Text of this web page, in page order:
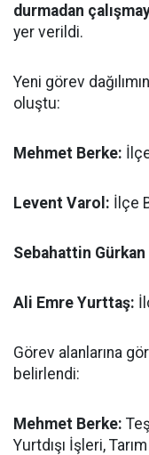
durmadan
yer verildi.
Yeni görev
oluştu:
Mehmet Berke:
Levent Varol: İlçe
Sebahattin Gürkan
Ali Emre Yurttaş:
Görev alanlarına
belirlendi:
Mehmet Berke:
Yurtdışı İşleri, Tarım